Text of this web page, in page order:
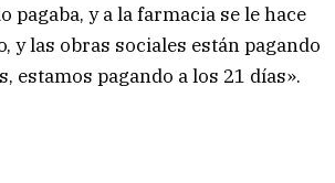
y a la farmacia se le hace
y las obras sociales están pagando
estamos pagando a los 21 días».